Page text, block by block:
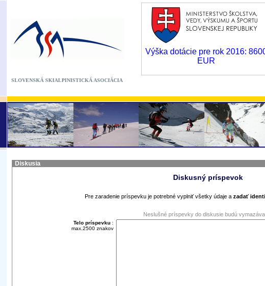
Výška dotácie pre rok 2016:
EUR
SLOVENSKÁ SKIALPINISTICKÁ ASOCIÁCIA
Diskusia
Diskusný príspevok
Pre zaradenie príspevku je potrebné vyplniť všetky údaje a zadať
Neslušné príspevky do diskusie budú
Telo príspevku:
max.2500 znakov